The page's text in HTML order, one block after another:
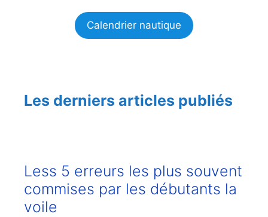
Calendrier nautique
Les derniers articles publiés
Less 5 erreurs les plus souvent
commises par les débutants la
voile